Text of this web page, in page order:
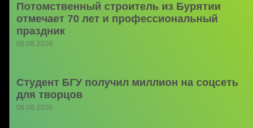
Потомственный строитель из Бурятии
отмечает 70 лет и профессиональный
праздник
06.08.2026
Студент БГУ получил миллион на соцсеть
для творцов
06.08.2026